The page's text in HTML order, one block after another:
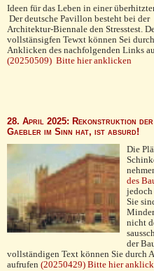
Ideen für das Leben in einer
Der deutsche Pavillon besteht bei der
Architektur-Biennale den Stresstest.
vollstänsigfen Tewxt können Sei durch
Anklicken des nachfolgenden Links
(20250509) Bitte hier anklicken
28. April 2025: Rekonstruktion der
Gaebler im Sinn hat, ist absurd!
Die
des
jedoch
Sie
nicht
der
vollständigen Text können Sie durch
aufrufen (20250429) Bitte hier